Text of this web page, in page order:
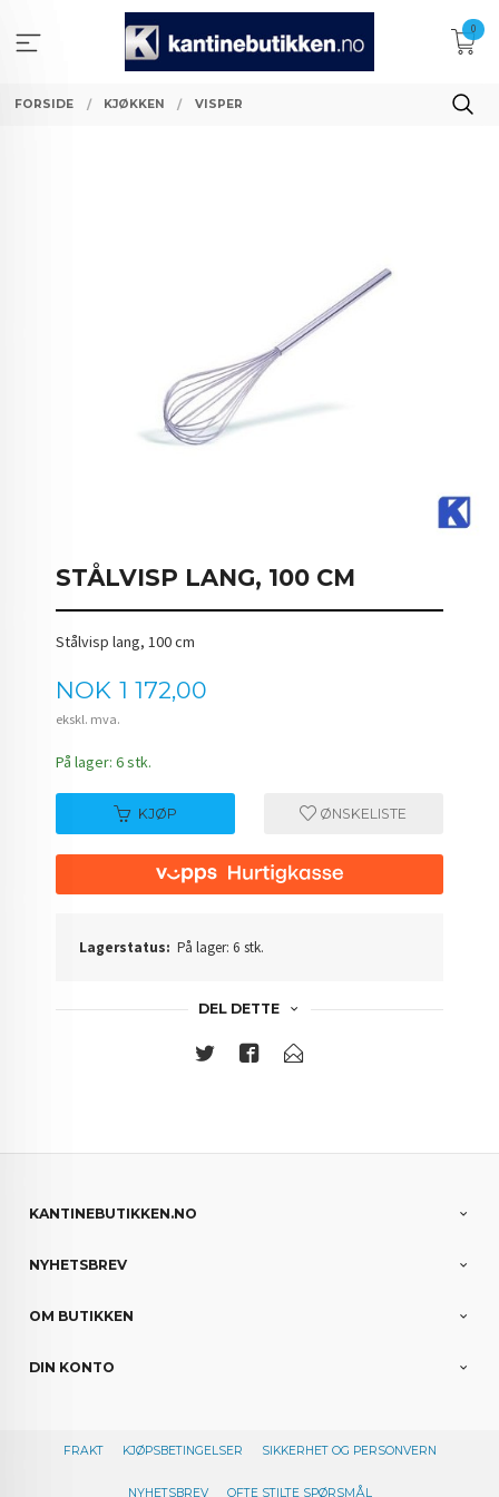
innholdet
0
FORSIDE KJØKKEN VISPER
STÅLVISP LANG, 100 CM
Stålvisp lang, 100 cm
Pris
NOK 1 172,00
ekskl. mva.
På lager: 6 stk.
KJØP ØNSKELISTE
Lagerstatus: På lager: 6 stk.
DEL DETTE
KANTINEBUTIKKEN.NO
NYHETSBREV
OM BUTIKKEN
DIN KONTO
FRAKT KJØPSBETINGELSER SIKKERHET OG PERSONVERN
NYHETSBREV OFTE STILTE SPØRSMÅL